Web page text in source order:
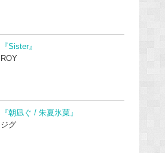
『Sister』
ROY
『朝凪ぐ / 朱夏氷菓』
ジグ